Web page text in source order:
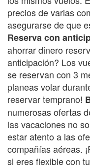
precios de varias
asegurarse de que
Reserva con
ahorrar dinero
anticipación? Los
se reservan con 3
planeas volar
reservar temprano!
numerosas ofertas
las vacaciones no
estar atento a las
compañías aéreas.
si eres flexible con